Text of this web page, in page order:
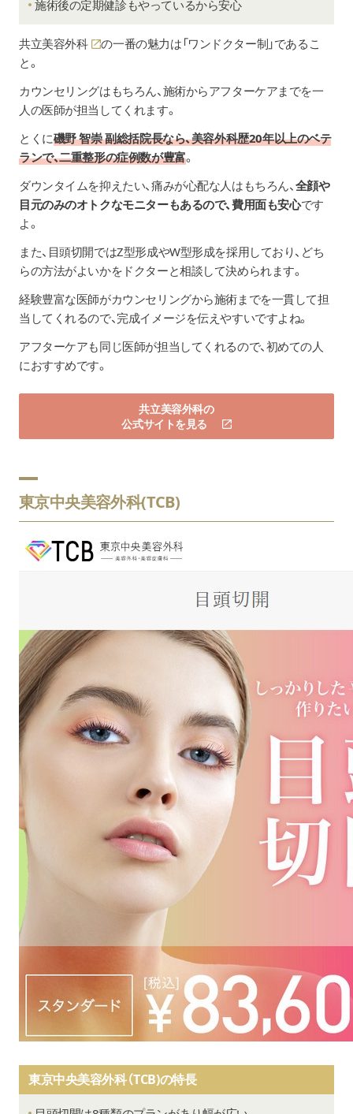
六本木 など
診療時間
10:00～19:00
施術後の定期健診もやっているから安心
共立美容外科
の一番の魅力は「ワンドクター制」であるこ
と。
カウンセリングはもちろん、施術からアフターケアまでを一
人の医師が担当してくれます。
とくに磯野 智崇 副総括院長なら、美容外科歴20年以上のベテ
ランで、二重整形の症例数が豊富。
ダウンタイムを抑えたい、痛みが心配な人はもちろん、全顔や
目元のみのオトクなモニターもあるので、費用面も安心です
よ。
また、目頭切開ではZ型形成やW型形成を採用しており、どち
らの方法がよいかをドクターと相談して決められます。
経験豊富な医師がカウンセリングから施術までを一貫して担
当してくれるので、完成イメージを伝えやすいですよね。
アフターケアも同じ医師が担当してくれるので、初めての人
におすすめです。
共立美容外科の
公式サイトを見る
東京中央美容外科(TCB)
東京中央美容外科（TCB)の特長